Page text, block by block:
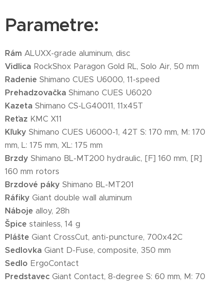
Parametre:
Rám ALUXX-grade aluminum, disc
Vidlica RockShox Paragon Gold RL, Solo Air, 50 mm
Radenie Shimano CUES U6000, 11-speed
Prehadzovačka Shimano CUES U6020
Kazeta Shimano CS-LG40011, 11x45T
Reťaz KMC X11
Kľuky Shimano CUES U6000-1, 42T S: 170 mm, M: 170
mm, L: 175 mm, XL: 175 mm
Brzdy Shimano BL-MT200 hydraulic, [F] 160 mm, [R]
160 mm rotors
Brzdové páky Shimano BL-MT201
Ráfiky Giant double wall aluminum
Náboje alloy, 28h
Špice stainless, 14 g
Plášte Giant CrossCut, anti-puncture, 700x42C
Sedlovka Giant D-Fuse, composite, 350 mm
Sedlo ErgoContact
Predstavec Giant Contact, 8-degree S: 60 mm, M: 70